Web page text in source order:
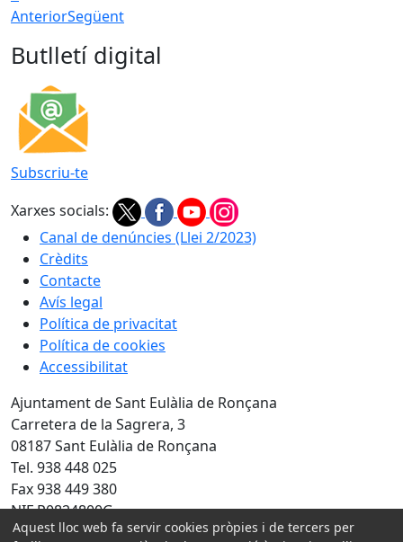
AnteriorSegüent
Butlletí digital
Subscriu-te
Xarxes socials:
Canal de denúncies (Llei 2/2023)
Crèdits
Contacte
Avís legal
Política de privacitat
Política de cookies
Accessibilitat
Ajuntament de Sant Eulàlia de Ronçana
Carretera de la Sagrera, 3
08187 Sant Eulàlia de Ronçana
Tel. 938 448 025
Fax 938 449 380
NIF P0824800G
Aquest lloc web fa servir cookies pròpies i de tercers per